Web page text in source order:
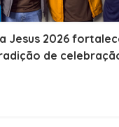
que contribuíram para
projeto voltasse a
Jesus 2026
de